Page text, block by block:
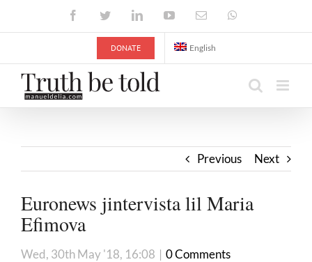
FacebookTwitterLinkedInYouTubeEmail
DONATE English
Previous Next
Euronews jintervista lil Maria
Efimova
Wed, 30th May '18, 16:08 | 0 Comments